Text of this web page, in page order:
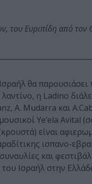
του Ευριπίδη από
θα
η Ladino
A. Mudarra και
Ye’ela
είναι
ισπανο-
και
Ισραήλ στην